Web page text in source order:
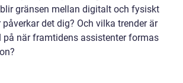
gränsen mellan digitalt och fysiskt
det dig? Och vilka trender är
på när framtidens assistenter formas